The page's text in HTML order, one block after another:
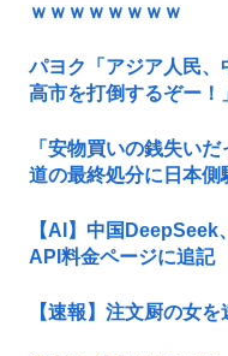
ｗｗｗｗｗｗｗｗ
パヨク「アジア人民
高市を打倒するぞー！
「安物買いの銭失い
道の最終処分に日本側
【AI】中国
API料金ページに追記
【速報】注文厨の女を